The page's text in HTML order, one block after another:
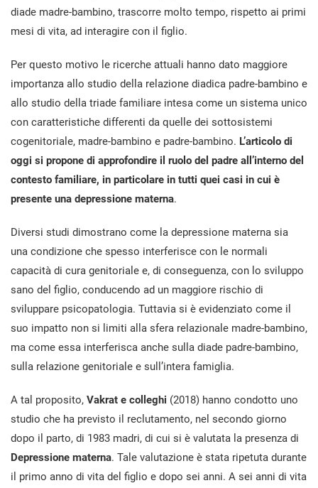
diade madre-bambino, trascorre molto tempo, rispetto ai primi
mesi di vita, ad interagire con il figlio.
Per questo motivo le ricerche attuali hanno dato maggiore
importanza allo studio della relazione diadica padre-bambino e
allo studio della triade familiare intesa come un sistema unico
con caratteristiche differenti da quelle dei sottosistemi
cogenitoriale, madre-bambino e padre-bambino. L’articolo di
oggi si propone di approfondire il ruolo del padre all’interno del
contesto familiare, in particolare in tutti quei casi in cui è
presente una depressione materna.
Diversi studi dimostrano come la depressione materna sia
una condizione che spesso interferisce con le normali
capacità di cura genitoriale e, di conseguenza, con lo sviluppo
sano del figlio, conducendo ad un maggiore rischio di
sviluppare psicopatologia. Tuttavia si è evidenziato come il
suo impatto non si limiti alla sfera relazionale madre-bambino,
ma come essa interferisca anche sulla diade padre-bambino,
sulla relazione genitoriale e sull’intera famiglia.
A tal proposito, Vakrat e colleghi (2018) hanno condotto uno
studio che ha previsto il reclutamento, nel secondo giorno
dopo il parto, di 1983 madri, di cui si è valutata la presenza di
Depressione materna. Tale valutazione è stata ripetuta durante
il primo anno di vita del figlio e dopo sei anni. A sei anni di vita